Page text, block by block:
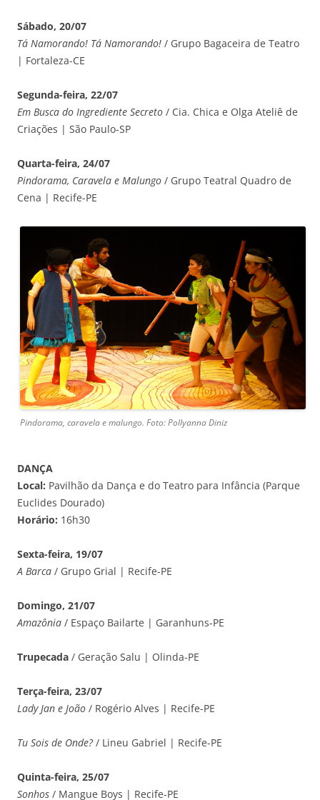
Sábado, 20/07
Tá Namorando! Tá Namorando! / Grupo Bagaceira de Teatro
| Fortaleza-CE
Segunda-feira, 22/07
Em Busca do Ingrediente Secreto / Cia. Chica e Olga Ateliê de
Criações | São Paulo-SP
Quarta-feira, 24/07
Pindorama, Caravela e Malungo / Grupo Teatral Quadro de
Cena | Recife-PE
Pindorama, caravela e malungo. Foto: Pollyanna Diniz
DANÇA
Local: Pavilhão da Dança e do Teatro para Infância (Parque
Euclides Dourado)
Horário: 16h30
Sexta-feira, 19/07
A Barca / Grupo Grial | Recife-PE
Domingo, 21/07
Amazônia / Espaço Bailarte | Garanhuns-PE
Trupecada / Geração Salu | Olinda-PE
Terça-feira, 23/07
Lady Jan e João / Rogério Alves | Recife-PE
Tu Sois de Onde?/ Lineu Gabriel | Recife-PE
Quinta-feira, 25/07
Sonhos / Mangue Boys | Recife-PE